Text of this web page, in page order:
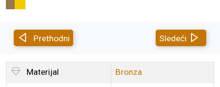
Prethodni Sledeći
Materijal Bronza